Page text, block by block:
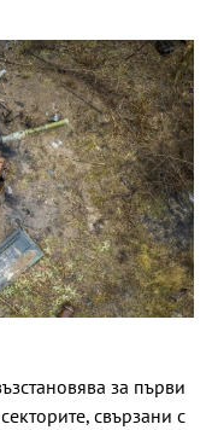
за първи
свързани с